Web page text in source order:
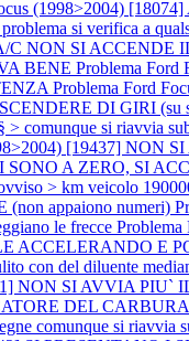
(1998>2004)
si verifica a
SI ACCENDE IL
BENE Problema Ford
Problema Ford
DI GIRI (su
si riavvia
[19437] NON
A ZERO, SI
> km veicolo
appaiono numeri)
le frecce
ACCELERANDO
con del diluente
NON SI AVVIA PIU`
DEL
comunque si riavvia